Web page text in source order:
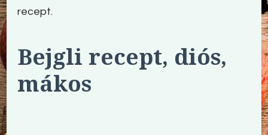
recept.
Bejgli recept, diós,
mákos